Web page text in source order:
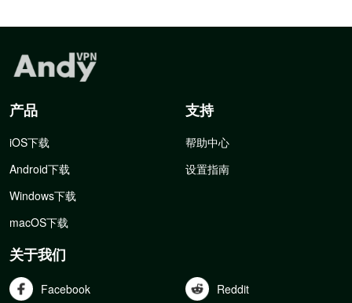
产品
iOS下载
Android下载
Windows下载
macOS下载
支持
帮助中心
设置指南
关于我们
Facebook Reddit